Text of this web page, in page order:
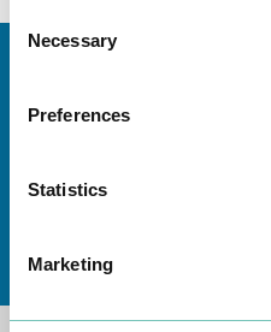
Selection
Necessary
Preferences
Statistics
Marketing